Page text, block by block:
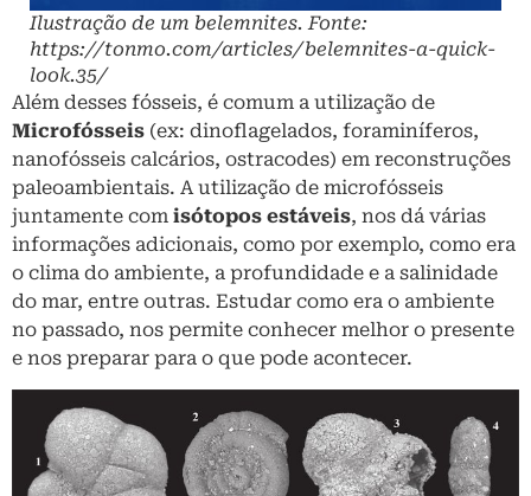
Ilustração de um belemnites. Fonte:
https://tonmo.com/articles/belemnites-a-quick-
look.35/
Além desses fósseis, é comum a utilização de
Microfósseis (ex: dinoflagelados, foraminíferos,
nanofósseis calcários, ostracodes) em reconstruções
paleoambientais. A utilização de microfósseis
juntamente com isótopos estáveis, nos dá várias
informações adicionais, como por exemplo, como era
o clima do ambiente, a profundidade e a salinidade
do mar, entre outras. Estudar como era o ambiente
no passado, nos permite conhecer melhor o presente
e nos preparar para o que pode acontecer.